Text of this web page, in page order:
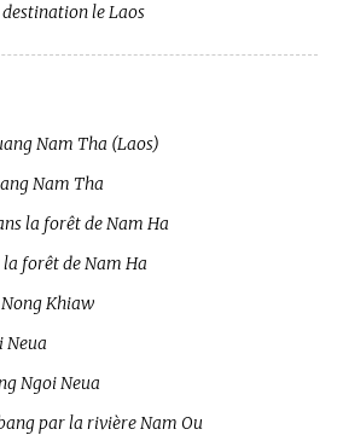
le Laos
Nam Tha (Laos)
Nam Tha
la forêt de Nam Ha
forêt de Nam Ha
Khiaw
Neua
Ngoi Neua
par la rivière Nam Ou